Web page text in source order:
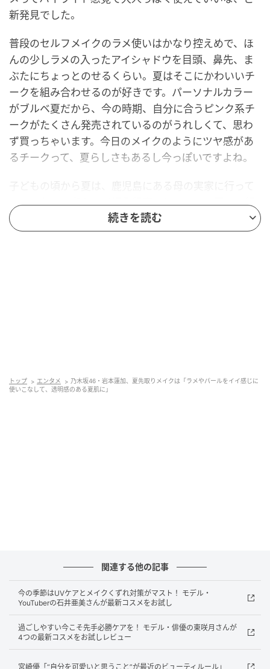
新発見でした。
普段のセルフメイクのラメ使いはかなり控えめで、ほ
んの少しラメの入ったアイシャドウを目頭、鼻先、ま
ぶたにちょっとのせるくらい。夏はそこにかわいいチ
ークを組み合わせるのが好きです。パーソナルカラー
がブルベ夏だから、今の時期、自分に合うピンク系チ
ークがたくさん発売されているのがうれしくて、思わ
ず買っちゃいます。今日のメイクのようにツヤ感があ
るチークって、夏らしさもあるし今っぽいですよね。
いとこたちと遊ぶのが恒例行事でした。この夏もし行
けたら、足に大好きなくすみブルーの涼しげなネイル
を塗って、サンダルと合わせて夏気分を満喫したい
繊細なラメを仕込み、光を集めて今っぽい立体感を演
出。目尻にBで入れたメタリックパール入りシアーホワ
イトのライン効果でうるんだ印象の目元に。青みピン
クのリップカラーにCのパール入りクリアグロスを重ね
てツヤをプラスし、肌の透明感を底上げ。
続きを読む
トップ エンタメ
乃木坂46・岩本蓮加、夏先取りメイクは「ラメやパールをイイ感じに
使いこなして、透明感のある夏肌に」
関連する他の記事
今の季節はUVケアとメイクくずれ対策がマスト！ モデル・
YouTuberの石井亜美さんが最新コスメをお試し
過ごしやすい今こそ先手必勝ケアを！ モデル・俳優の東咲月さんが
4つの最新コスメをお試しレビュー
宮崎優「“自分を可愛いと思うこと”が最近のビューティルール」